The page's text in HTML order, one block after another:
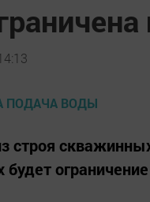
строя
будет